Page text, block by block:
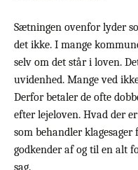
Sætningen ovenfor lyder
det ikke. I mange
selv om det står i loven.
uvidenhed. Mange ved
Derfor betaler de ofte
efter lejeloven. Hvad der
som behandler
godkender af og til en alt
sag.